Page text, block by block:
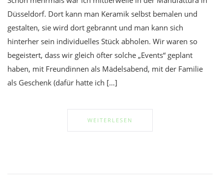
Düsseldorf. Dort kann man Keramik selbst bemalen und
gestalten, sie wird dort gebrannt und man kann sich
hinterher sein individuelles Stück abholen. Wir waren so
begeistert, dass wir gleich öfter solche „Events“ geplant
haben, mit Freundinnen als Mädelsabend, mit der Familie
als Geschenk (dafür hatte ich […]
WEITERLESEN